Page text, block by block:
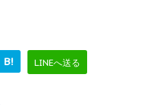
B! LINEへ送る